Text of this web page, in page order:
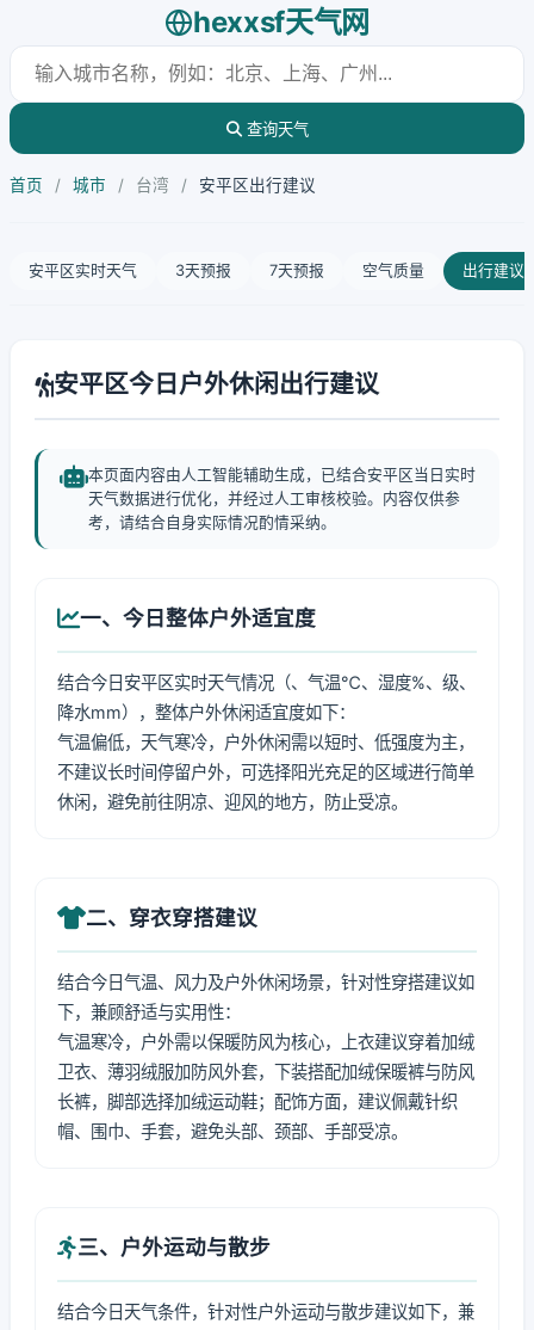
hexxsf天气网
查询天气
首页 / 城市 / 台湾 / 安平区出行建议
安平区实时天气 3天预报 7天预报 空气质量 出行建议
安平区今日户外休闲出行建议
本页面内容由人工智能辅助生成，已结合安平区当日实时
天气数据进行优化，并经过人工审核校验。内容仅供参
考，请结合自身实际情况酌情采纳。
一、今日整体户外适宜度
结合今日安平区实时天气情况（、气温℃、湿度%、级、
降水mm），整体户外休闲适宜度如下：
气温偏低，天气寒冷，户外休闲需以短时、低强度为主，
不建议长时间停留户外，可选择阳光充足的区域进行简单
休闲，避免前往阴凉、迎风的地方，防止受凉。
二、穿衣穿搭建议
结合今日气温、风力及户外休闲场景，针对性穿搭建议如
下，兼顾舒适与实用性：
气温寒冷，户外需以保暖防风为核心，上衣建议穿着加绒
卫衣、薄羽绒服加防风外套，下装搭配加绒保暖裤与防风
长裤，脚部选择加绒运动鞋；配饰方面，建议佩戴针织
帽、围巾、手套，避免头部、颈部、手部受凉。
三、户外运动与散步
结合今日天气条件，针对性户外运动与散步建议如下，兼